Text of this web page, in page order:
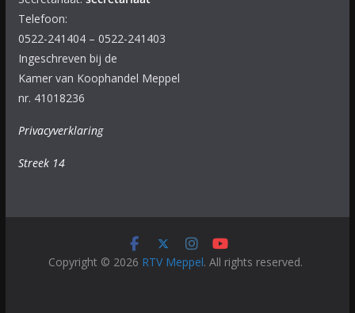
Telefoon:
0522-241404 – 0522-241403
Ingeschreven bij de
Kamer van Koophandel Meppel
nr. 41018236
Privacyverklaring
Streek 14
Copyright © 2026 RTV Meppel. All rights reserved.